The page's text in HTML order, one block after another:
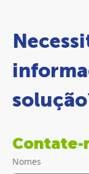
Contate-
Nomes